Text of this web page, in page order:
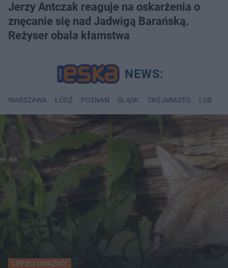
Jerzy Antczak reaguje na oskarżenia o
znęcanie się nad Jadwigą Barańską.
Reżyser obala kłamstwa
WARSZAWA ŁÓDŹ POZNAŃ ŚLĄSK TRÓJMIASTO LUBLIN
LEPIEJ UWAŻAĆ!